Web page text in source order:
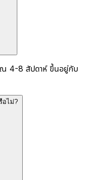
ณ 4-8 สัปดาห์ ขึ้นอยู่กับ
อไม่?